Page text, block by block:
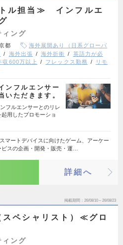
ル担当≫ インフルエ
ング
都
海外展開あり（日系グローバ
海外出張 海外折衝
英語力が必
収600万以上 フレックス勤務
リモ
ンフルエンサー
いただきます。
フルエンサーとのリレ
用したプロモーショ
マートデバイスに向けたゲーム、アーケー
スの企画・開発・販売・運…
詳細へ
掲載期間 26/08/10～26/08/23
ペシャリスト）≪グロ
ング